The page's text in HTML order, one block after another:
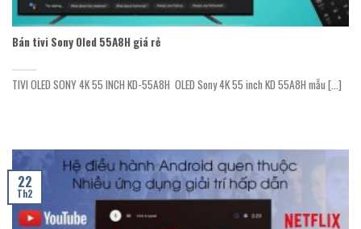
Bán tivi Sony Oled 55A8H giá rẻ
TIVI OLED SONY 4K 55 INCH KD-55A8H OLED Sony 4K 55 inch KD 55A8H mẫu [...]
22
Th2